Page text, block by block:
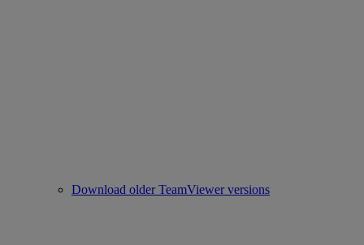
Download older TeamViewer versions